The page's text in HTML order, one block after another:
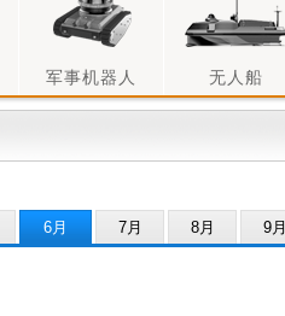
军事机器人 无人船
6月 7月 8月 9月